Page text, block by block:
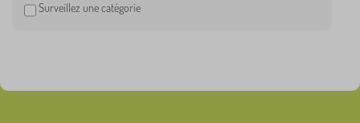
Surveillez une catégorie